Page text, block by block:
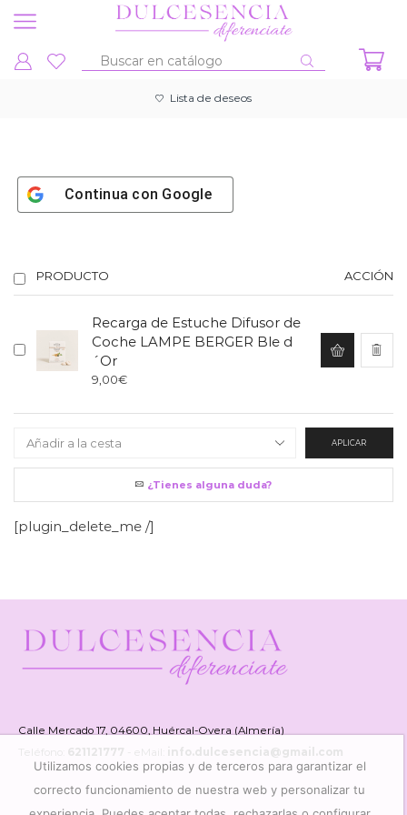
Entrada
búsqueda
Lista de deseos
Continua con Google
PRODUCTO ACCIÓN
Recarga de Estuche Difusor de
Coche LAMPE BERGER Ble d
´Or
9,00€
APLICAR
¿Tienes alguna duda?
[plugin_delete_me /]
Calle Mercado 17, 04600, Huércal-Overa (Almería)
Teléfono: 621121777 info.dulcesencia@gmail.com
Utilizamos cookies propias y de terceros para garantizar el
correcto funcionamiento de nuestra web y personalizar tu